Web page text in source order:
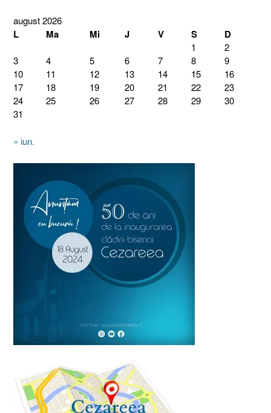
august 2026
L Ma Mi J V S D
1
2
3
4 5 6 7 8
9
10
11 12 13 14 15
16
17
18 19 20 21 22
23
24
25 26 27 28 29
30
31
« iun.